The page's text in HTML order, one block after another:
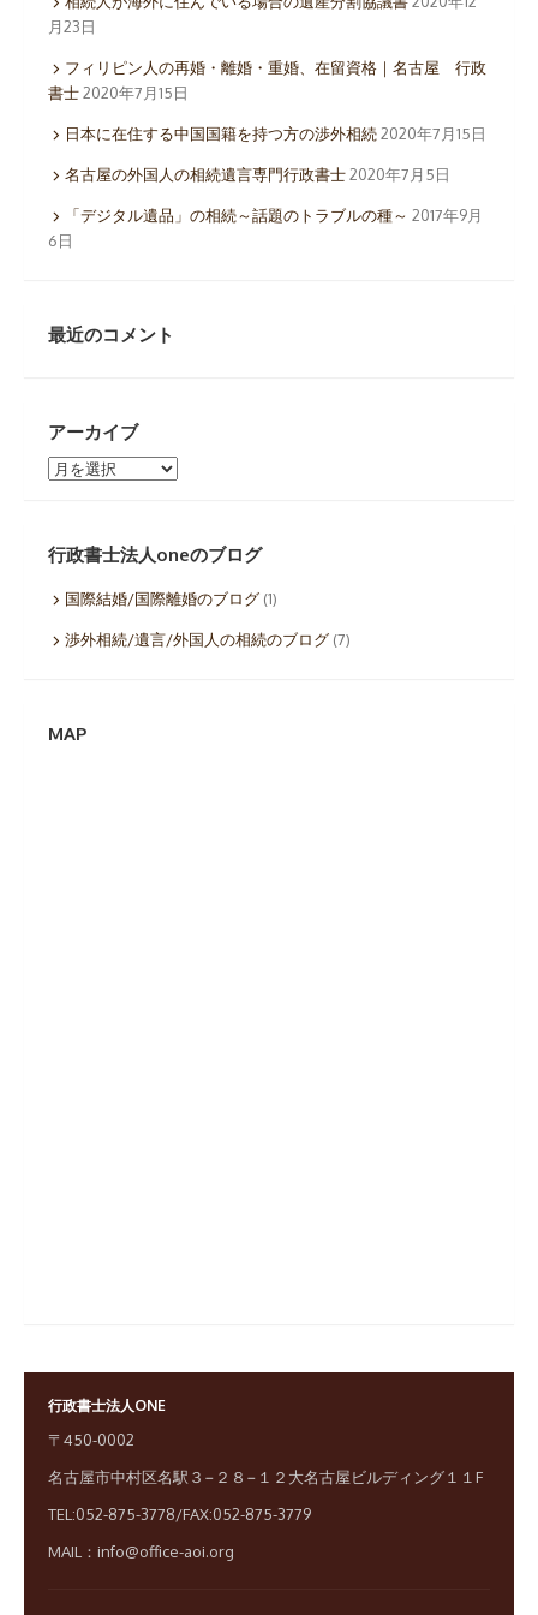
月23日
フィリピン人の再婚・離婚・重婚、在留資格｜名古屋 行政
書士2020年7月15日
日本に在住する中国国籍を持つ方の渉外相続2020年7月15日
名古屋の外国人の相続遺言専門行政書士2020年7月5日
「デジタル遺品」の相続～話題のトラブルの種～ 2017年9月
6日
最近のコメント
アーカイブ
ア
イ
ブ
行政書士法人oneのブログ
国際結婚/国際離婚のブログ (1)
渉外相続/遺言/外国人の相続のブログ (7)
MAP
行政書士法人ONE
〒450-0002
名古屋市中村区名駅３−２８−１２大名古屋ビルディング１１F
TEL:052-875-3778/FAX:052-875-3779
MAIL：info@office-aoi.org